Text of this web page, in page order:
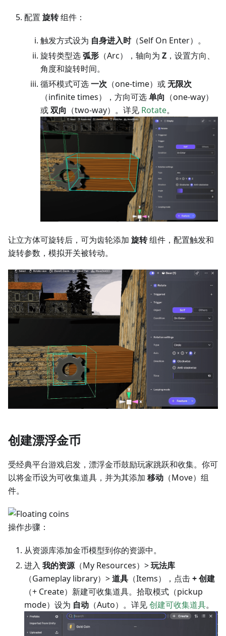
配置 旋转组件：
触发方式设为 自身进入时（Self On Enter）。
旋转类型选弧形 （Arc），轴向为 Z ，设置方向、
角度和旋转时间。
循环模式可选一次 （one-time）或无限次
（infinite times），方向可选单向 （one-way）
或双向 （two-way）。详见 Rotate。
让立方体可旋转后，可为齿轮添加 旋转组件，配置触发和
旋转参数，模拟开关被转动。
创建漂浮金币
受经典平台游戏启发，漂浮金币鼓励玩家跳跃和收集。你可
以将金币设为可收集道具，并为其添加 移动 （Move）组
件。
操作步骤：
从资源库添加金币模型到你的资源中。
进入 我的资源（My Resources）>玩法库
（Gameplay library）>道具 （Items），点击+ 创建
（+ Create）新建可收集道具。拾取模式（pickup
mode）设为 自动 （Auto）。详见创建可收集道具。